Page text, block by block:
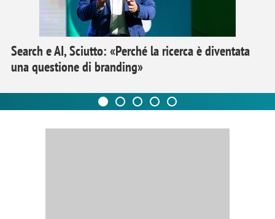
Search e AI, Sciutto: «Perché la ricerca è diventata
una questione di branding»